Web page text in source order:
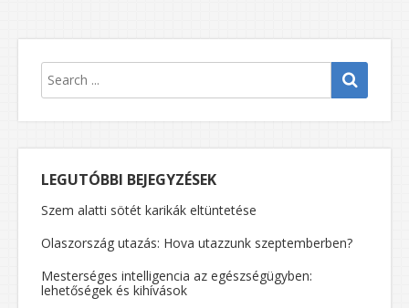
LEGUTÓBBI BEJEGYZÉSEK
Szem alatti sötét karikák eltüntetése
Olaszország utazás: Hova utazzunk szeptemberben?
Mesterséges intelligencia az egészségügyben:
lehetőségek és kihívások